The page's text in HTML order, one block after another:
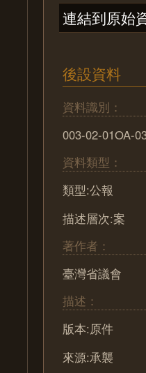
連結到原始
後設資料
資料識別：
003-02-01OA-
資料類型：
類型:公報
描述層次:案
著作者：
臺灣省議會
描述：
版本:原件
來源:承襲